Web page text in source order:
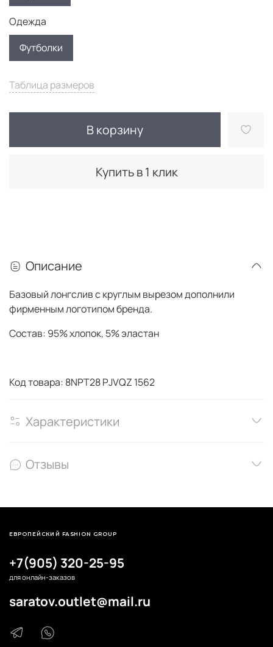
Таблица размеров
В корзину
Купить в 1 клик
Одежда
Футболки
Описание
Базовый лонгслив с круглым вырезом дополнили
фирменным логотипом бренда.
Состав: 95% хлопок, 5% эластан
Код товара: 8NPT28PJVQZ 1562
Характеристики
Отзывы
+7(905) 320-25-95
для онлайн-заказов
saratov.outlet@mail.ru
ЕВРОПЕЙСКИЙ FASHION GROUP